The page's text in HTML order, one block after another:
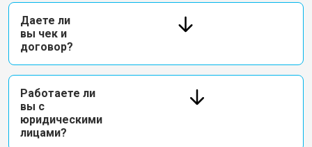
Даете ли
вы чек и
договор?
Работаете ли
вы с
юридическими
лицами?